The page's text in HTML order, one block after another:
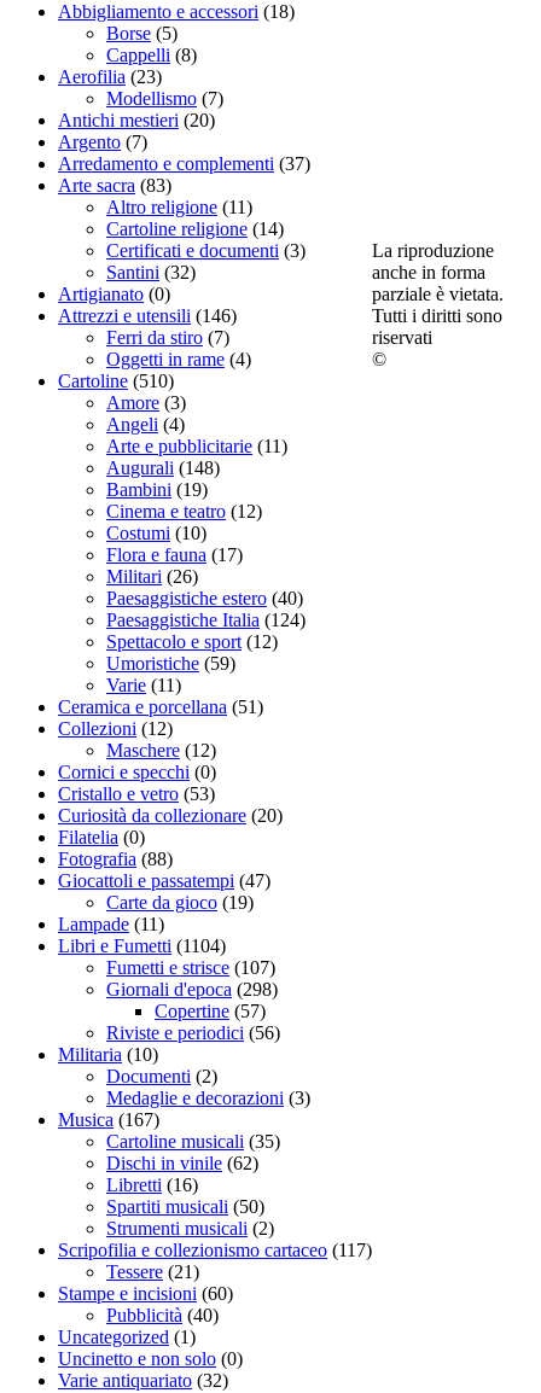
Abbigliamento e accessori (18)
Borse (5)
Cappelli (8)
Aerofilia (23)
Modellismo (7)
Antichi mestieri (20)
Argento (7)
Arredamento e complementi (37)
Arte sacra (83)
Altro religione (11)
Cartoline religione (14)
Certificati e documenti (3)
Santini (32)
Artigianato (0)
Attrezzi e utensili (146)
Ferri da stiro (7)
Oggetti in rame (4)
Cartoline (510)
Amore (3)
Angeli (4)
Arte e pubblicitarie (11)
Augurali (148)
Bambini (19)
Cinema e teatro (12)
Costumi (10)
Flora e fauna (17)
Militari (26)
Paesaggistiche estero (40)
Paesaggistiche Italia (124)
Spettacolo e sport (12)
Umoristiche (59)
Varie (11)
Ceramica e porcellana (51)
Collezioni (12)
Maschere (12)
Cornici e specchi (0)
Cristallo e vetro (53)
Curiosità da collezionare (20)
Filatelia (0)
Fotografia (88)
Giocattoli e passatempi (47)
Carte da gioco (19)
Lampade (11)
Libri e Fumetti (1104)
Fumetti e strisce (107)
Giornali d'epoca (298)
Copertine (57)
Riviste e periodici (56)
Militaria (10)
Documenti (2)
Medaglie e decorazioni (3)
Musica (167)
Cartoline musicali (35)
Dischi in vinile (62)
Libretti (16)
Spartiti musicali (50)
Strumenti musicali (2)
Scripofilia e collezionismo cartaceo (117)
Tessere (21)
Stampe e incisioni (60)
Pubblicità (40)
Uncategorized (1)
Uncinetto e non solo (0)
Varie antiquariato (32)
La riproduzione
anche in forma
parziale è vietata.
Tutti i diritti sono
riservati
©